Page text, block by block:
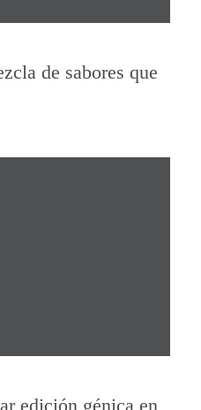
de sabores que
edición génica en